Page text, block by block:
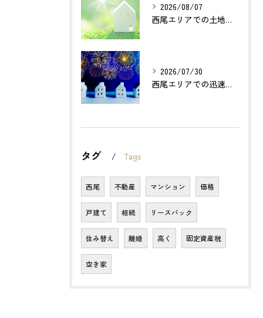
2026/08/07
西尾エリアでの土地売却成功の秘訣とは？
2026/07/30
西尾エリアでの迅速確実な不動産買取のポイントは？
タグ Tags
西尾 不動産 マンション 価格
戸建て 相続 リースバック
住み替え 離婚 高く 固定資産税
空き家